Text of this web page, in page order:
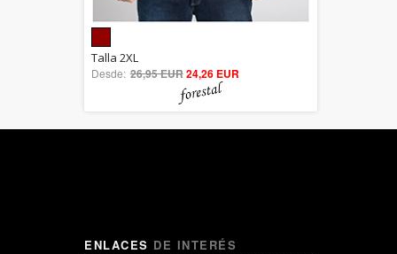
out of 5
Talla 2XL
Desde: 26,95 EUR24,26 EUR
ENLACES DE INTERÉS